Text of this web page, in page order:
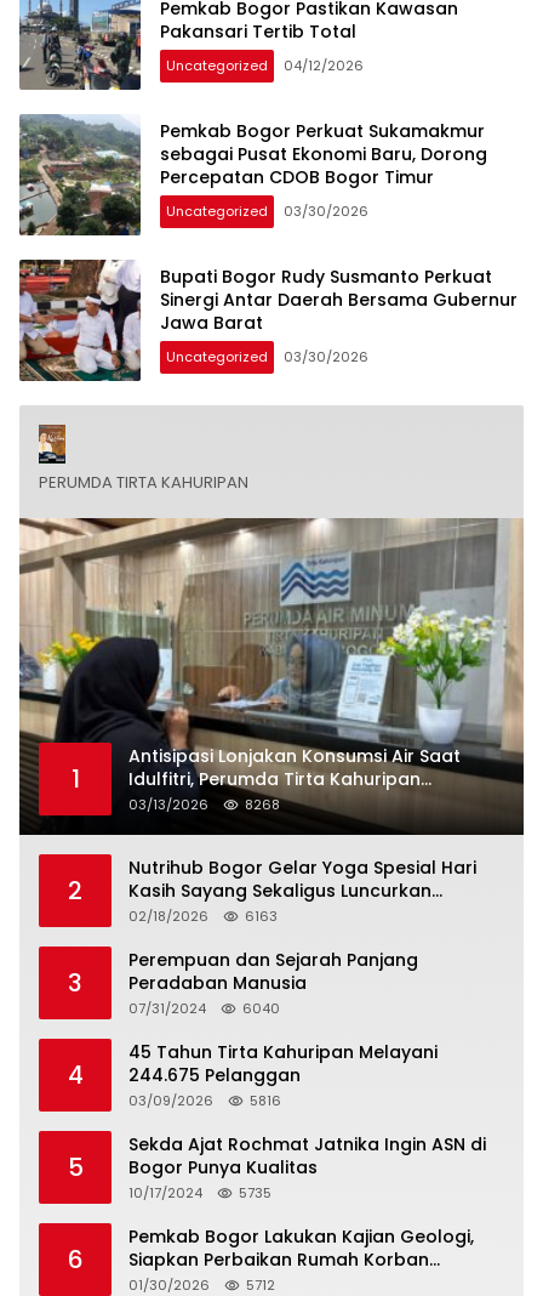
Pemkab Bogor Pastikan Kawasan
Pakansari Tertib Total
Uncategorized 04/12/2026
Pemkab Bogor Perkuat Sukamakmur
sebagai Pusat Ekonomi Baru, Dorong
Percepatan CDOB Bogor Timur
Uncategorized 03/30/2026
Bupati Bogor Rudy Susmanto Perkuat
Sinergi Antar Daerah Bersama Gubernur
Jawa Barat
Uncategorized 03/30/2026
PERUMDA TIRTA KAHURIPAN
1
Antisipasi Lonjakan Konsumsi Air Saat
Idulfitri, Perumda Tirta Kahuripan
Berlakukan Status Siaga Lebaran
03/13/2026 8268
2
Nutrihub Bogor Gelar Yoga Spesial Hari
Kasih Sayang Sekaligus Luncurkan
Tropicana Slim Beras Porang Golden Ube
02/18/2026 6163
3
Perempuan dan Sejarah Panjang
Peradaban Manusia
07/31/2024 6040
4
45 Tahun Tirta Kahuripan Melayani
244.675 Pelanggan
03/09/2026 5816
5
Sekda Ajat Rochmat Jatnika Ingin ASN di
Bogor Punya Kualitas
10/17/2024 5735
6
Pemkab Bogor Lakukan Kajian Geologi,
Siapkan Perbaikan Rumah Korban
Pergeseran Tanah
01/30/2026 5712